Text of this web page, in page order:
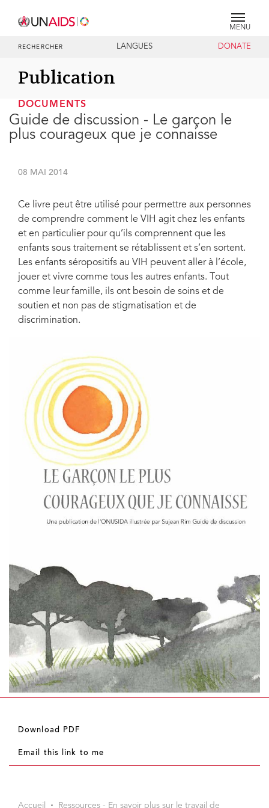
MENU
RECHERCHER LANGUES DONATE
Publication
DOCUMENTS
Guide de discussion - Le garçon le
plus courageux que je connaisse
08 MAI 2014
Ce livre peut être utilisé pour permettre aux personnes
de comprendre comment le VIH agit chez les enfants
et en particulier pour qu’ils comprennent que les
enfants sous traitement se rétablissent et s’en sortent.
Les enfants séropositifs au VIH peuvent aller à l’école,
jouer et vivre comme tous les autres enfants. Tout
comme leur famille, ils ont besoin de soins et de
soutien et non pas de stigmatisation et de
discrimination.
Download PDF
Email this link to me
Accueil Ressources - En savoir plus sur le travail de